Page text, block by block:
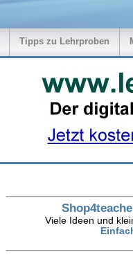
Tipps zu Lehrproben
Viele Ideen und